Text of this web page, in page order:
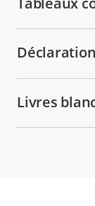
Livres